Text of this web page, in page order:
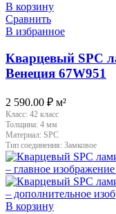
В корзину
Сравнить
В избранное
Кварцевый SPC
Венеция 67W951
2 590.00 ₽ м²
Класс: 42 класс
Толщина: 4 мм
Материал: SPC
Тип соединения: Замковое
В корзину